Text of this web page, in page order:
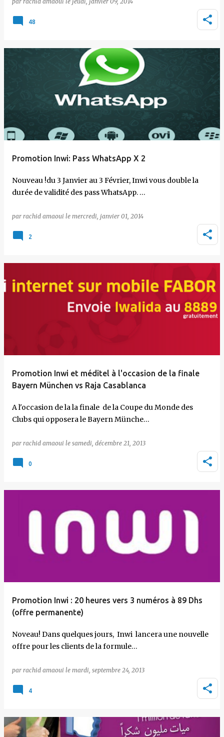
48
Promotion Inwi: Pass WhatsApp X 2
Nouveau !du 3 Janvier au 3 Février, Inwi vous double la
durée de validité des pass WhatsApp. …
par rachid amaoui le mercredi, janvier 01, 2014
2
Promotion Inwi et méditel à l'occasion de la finale
Bayern München vs Raja Casablanca
A l'occasion de la la finale de la Coupe du Monde des
Clubs qui opposera le Bayern Münche…
par rachid amaoui le samedi, décembre 21, 2013
0
Promotion Inwi : 20 heures vers 3 numéros à 89 Dhs
(offre permanente)
Noveau! Dans quelques jours, Inwi lancera une nouvelle
offre pour les clients de la formule…
par rachid amaoui le mardi, septembre 24, 2013
4